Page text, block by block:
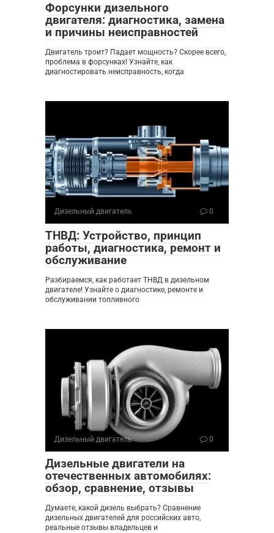
Форсунки дизельного
двигателя: диагностика, замена
и причины неисправностей
Двигатель троит? Падает мощность? Скорее всего,
проблема в форсунках! Узнайте, как
диагностировать неисправность, когда
Дизельный двигатель 0
ТНВД: Устройство, принцип
работы, диагностика, ремонт и
обслуживание
Разбираемся, как работает ТНВД в дизельном
двигателе! Узнайте о диагностике, ремонте и
обслуживании топливного
Дизельный двигатель 0
Дизельные двигатели на
отечественных автомобилях:
обзор, сравнение, отзывы
Думаете, какой дизель выбрать? Сравнение
дизельных двигателей для российских авто,
реальные отзывы владельцев и